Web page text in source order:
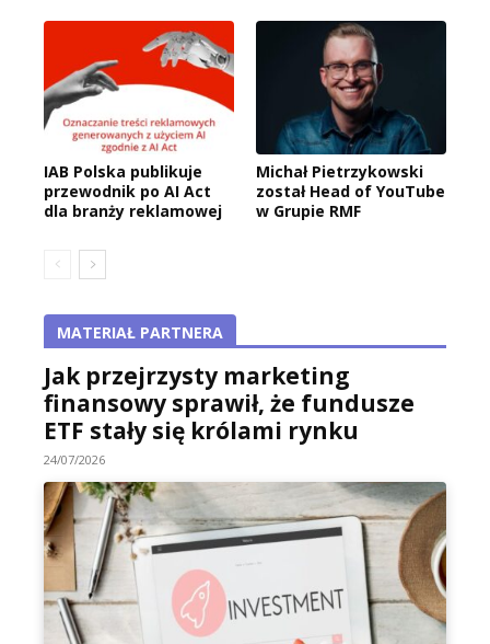
IAB Polska publikuje
przewodnik po AI Act
dla branży reklamowej
Michał Pietrzykowski
został Head of YouTube
w Grupie RMF
MATERIAŁ PARTNERA
Jak przejrzysty marketing
finansowy sprawił, że fundusze
ETF stały się królami rynku
24/07/2026